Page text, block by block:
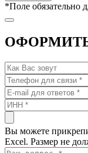
*Поле обязательно
Вы можете
Excel. Размер не